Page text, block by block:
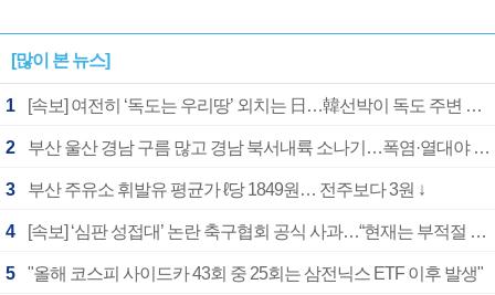
[많이 본 뉴스]
1 [속보] 여전히 ‘독도는 우리땅’ 외치는 日…韓선박이 독도 주변 해양조사 활동하자 반발
2 부산 울산 경남 구름 많고 경남 북서내륙 소나기…폭염·열대야 계속
3 부산 주유소 휘발유 평균가 ℓ당 1849원… 전주보다 3원 ↓
4 [속보] ‘심판 성접대’ 논란 축구협회 공식 사과…“현재는 부적절 행위 없어”
5 "올해 코스피 사이드카 43회 중 25회는 삼전닉스 ETF 이후 발생"